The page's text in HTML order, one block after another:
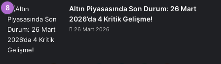
Altın Piyasasında Son Durum: 26 Mart
2026’da 4 Kritik Gelişme!
26 Mart 2026